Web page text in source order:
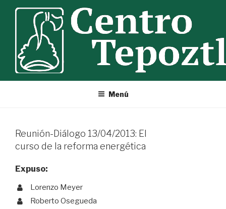
contenido
Menú
Reunión-Diálogo 13/04/2013: El
curso de la reforma energética
Expuso:
Lorenzo Meyer
Roberto Osegueda